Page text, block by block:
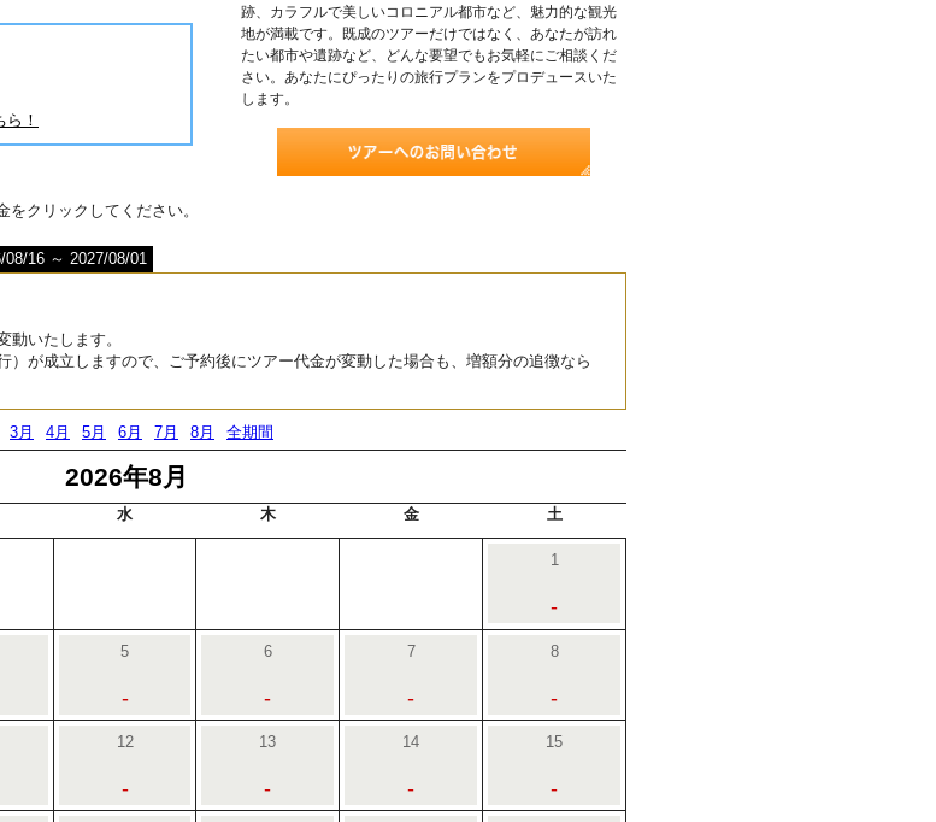
！
跡、カラフルで美しいコロニアル都市など、魅力的な観光
地が満載です。既成のツアーだけではなく、あなたが訪れ
たい都市や遺跡など、どんな要望でもお気軽にご相談くだ
さい。あなたにぴったりの旅行プランをプロデュースいた
します。
クリックしてください。
08/16 ～ 2027/08/01
動いたします。
）が成立しますので、ご予約後にツアー代金が変動した場合も、増額分の追徴なら
3月 4月 5月 6月 7月 8月 全期間
2026年8月
水 木 金 土
1
-
5
-
6
-
7
-
8
-
12
-
13
-
14
-
15
-